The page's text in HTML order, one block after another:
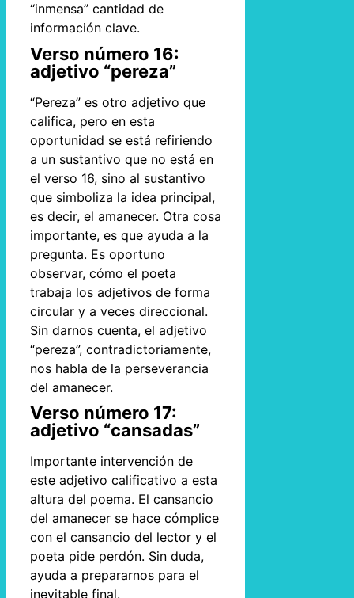
“inmensa” cantidad de
información clave.
Verso número 16:
adjetivo “pereza”
“Pereza” es otro adjetivo que
califica, pero en esta
oportunidad se está refiriendo
a un sustantivo que no está en
el verso 16, sino al sustantivo
que simboliza la idea principal,
es decir, el amanecer. Otra cosa
importante, es que ayuda a la
pregunta. Es oportuno
observar, cómo el poeta
trabaja los adjetivos de forma
circular y a veces direccional.
Sin darnos cuenta, el adjetivo
“pereza”, contradictoriamente,
nos habla de la perseverancia
del amanecer.
Verso número 17:
adjetivo “cansadas”
Importante intervención de
este adjetivo calificativo a esta
altura del poema. El cansancio
del amanecer se hace cómplice
con el cansancio del lector y el
poeta pide perdón. Sin duda,
ayuda a prepararnos para el
inevitable final.